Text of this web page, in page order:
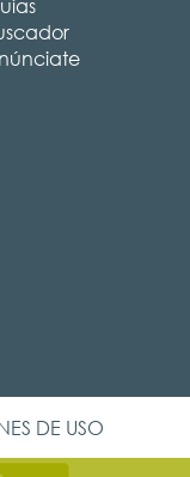
DE USO